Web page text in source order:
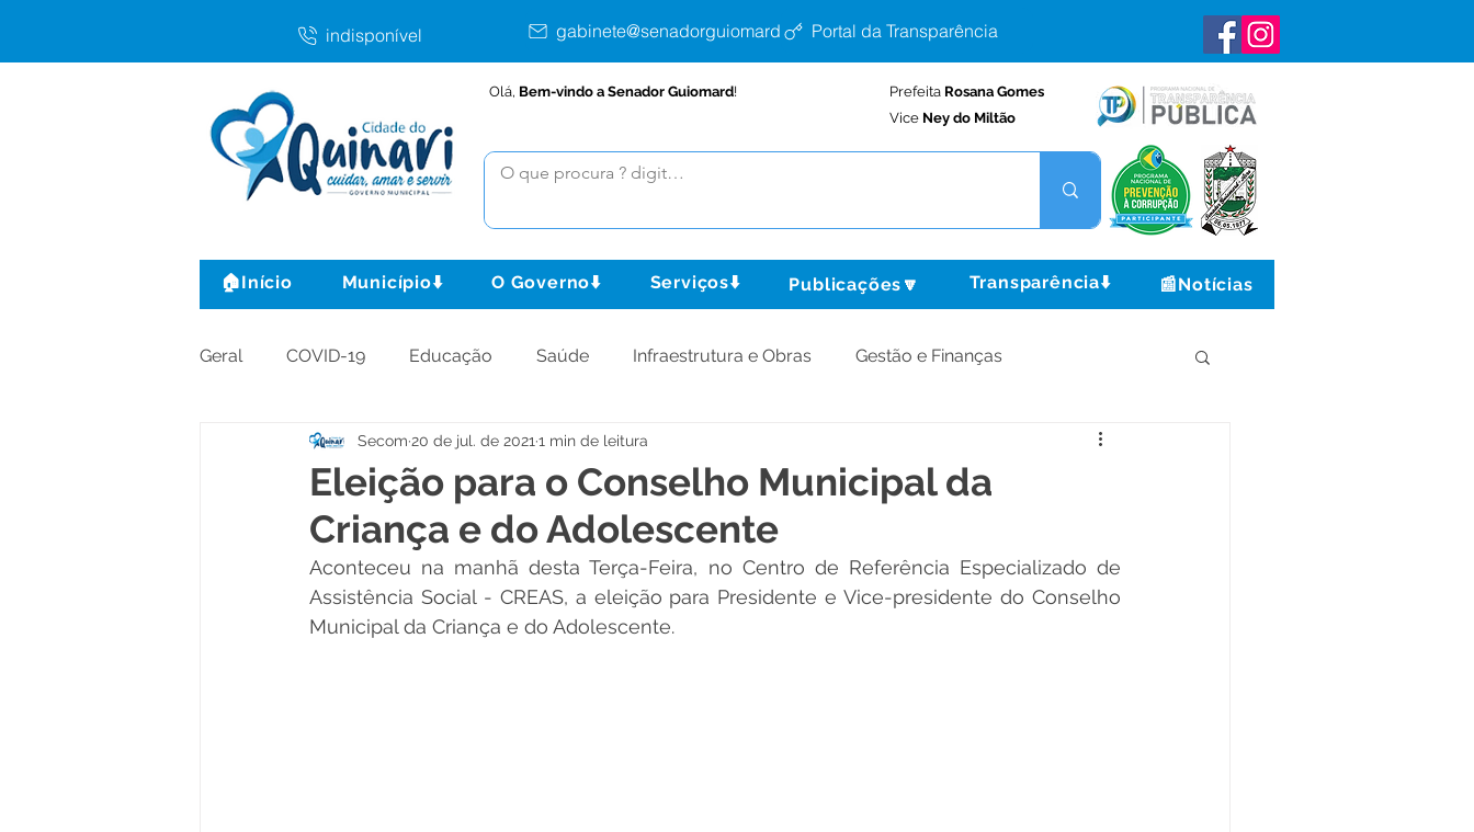
indisponível gabinete@senadorguiomard.ac.gov.brPortal da Transparência
Olá, Bem-vindo a Senador Guiomard! Prefeita Rosana Gomes
Vice Ney do Miltão
🏠Início Município⬇️ O Governo⬇️ Serviços⬇️ Publicações🔽 Transparência⬇️ 📰Notícias
Geral COVID-19 Educação Saúde Infraestrutura e Obras Gestão e Finanças
Agricultura e Produção Comunidade Assistência Social Institucional e Governo
Políticas Públicas Cultura Desporto e Lazer Nota de Pesar
Vacinômetro Dengue Convênios e Parcerias
Eleição para o Conselho Municipal da
Criança e do Adolescente
Secom 20 de jul. de 2021 1 min de leitura
Aconteceu na manhã desta Terça-Feira, no Centro de Referência Especializado de
Assistência Social - CREAS, a eleição para Presidente e Vice-presidente do Conselho
Municipal da Criança e do Adolescente.